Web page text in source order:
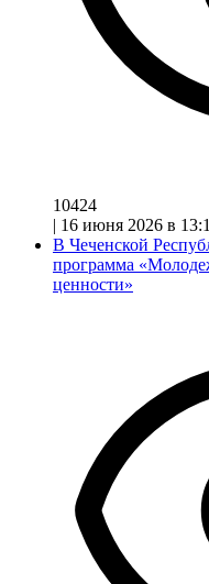
10424
| 16 июня 2026 в
В Чеченской
программа
ценности»